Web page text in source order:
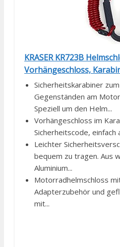
KRASER KR723B
Vorhängeschloss,
Sicherheitskarabiner
Gegenständen am
Speziell um den Helm...
Vorhängeschloss im
Sicherheitscode, einfach
Leichter
bequem zu tragen. Aus
Aluminium...
Motorradhelmschloss
Adapterzubehör und
mit...